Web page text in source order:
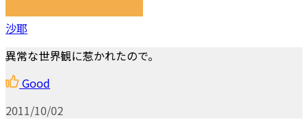
沙耶
異常な世界観に惹かれたので。
Good
2011/10/02